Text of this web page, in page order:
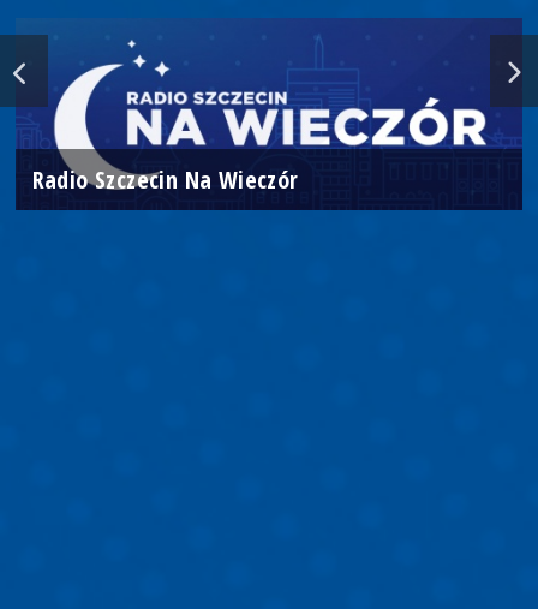
Radio Szczecin Na Wieczór